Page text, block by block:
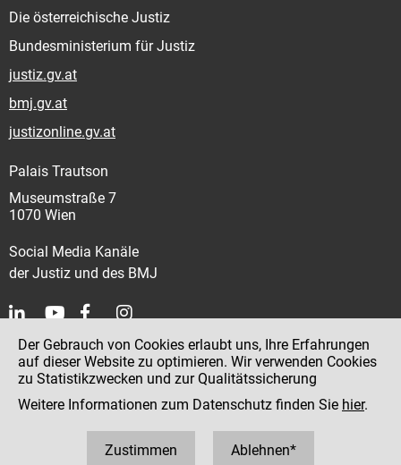
Die österreichische Justiz
Bundesministerium für Justiz
justiz.gv.at
bmj.gv.at
justizonline.gv.at
Palais Trautson
Museumstraße 7
1070 Wien
Social Media Kanäle
der Justiz und des BMJ
Kontakt
Impressum
Datenschutz
Der Gebrauch von Cookies erlaubt uns, Ihre Erfahrungen
auf dieser Website zu optimieren. Wir verwenden Cookies
zu Statistikzwecken und zur Qualitätssicherung
Weitere Informationen zum Datenschutz finden Sie hier.
Zustimmen Ablehnen*